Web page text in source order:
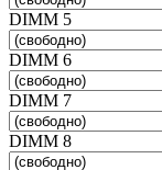
DIMM 5
DIMM 6
DIMM 7
DIMM 8